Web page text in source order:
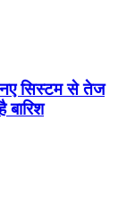
सिस्टम से तेज